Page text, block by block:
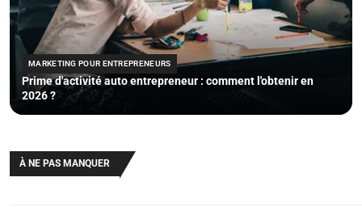
MARKETING POUR ENTREPRENEURS
Prime d'activité auto entrepreneur : comment l'obtenir en
2026 ?
À NE PAS MANQUER